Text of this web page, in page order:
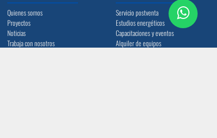
Quienes somos
Proyectos
Noticias
Trabaja con nosotros
Servicio postventa
Estudios energéticos
Capacitaciones y eventos
Alquiler de equipos